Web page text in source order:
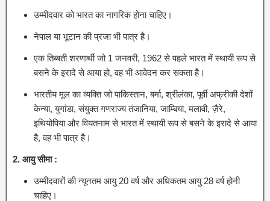
उम्मीदवार को भारत का नागरिक होना चाहिए।
नेपाल या भूटान की प्रजा भी पात्र है।
एक तिब्बती शरणार्थी जो 1 जनवरी, 1962 से पहले भारत में स्थायी रूप से
बसने के इरादे से आया हो, वह भी आवेदन कर सकता है।
भारतीय मूल का व्यक्ति जो पाकिस्तान, बर्मा, श्रीलंका, पूर्वी अफ्रीकी देशों
केन्या, युगांडा, संयुक्त गणराज्य तंजानिया, जाम्बिया, मलावी, ज़ैरे,
इथियोपिया और वियतनाम से भारत में स्थायी रूप से बसने के इरादे से आया
है, वह भी पात्र है।
2. आयु सीमा :
उम्मीदवारों की न्यूनतम आयु 20 वर्ष और अधिकतम आयु 28 वर्ष होनी
चाहिए।